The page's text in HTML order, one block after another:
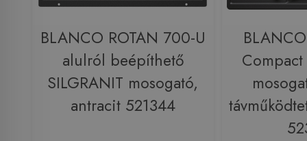
BLANCO ROTAN 700-U
alulról beépíthető
SILGRANIT mosogató,
antracit 521344
Compact